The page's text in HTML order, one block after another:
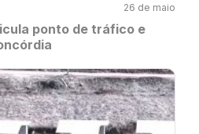
26 de maio
ponto de tráfico e